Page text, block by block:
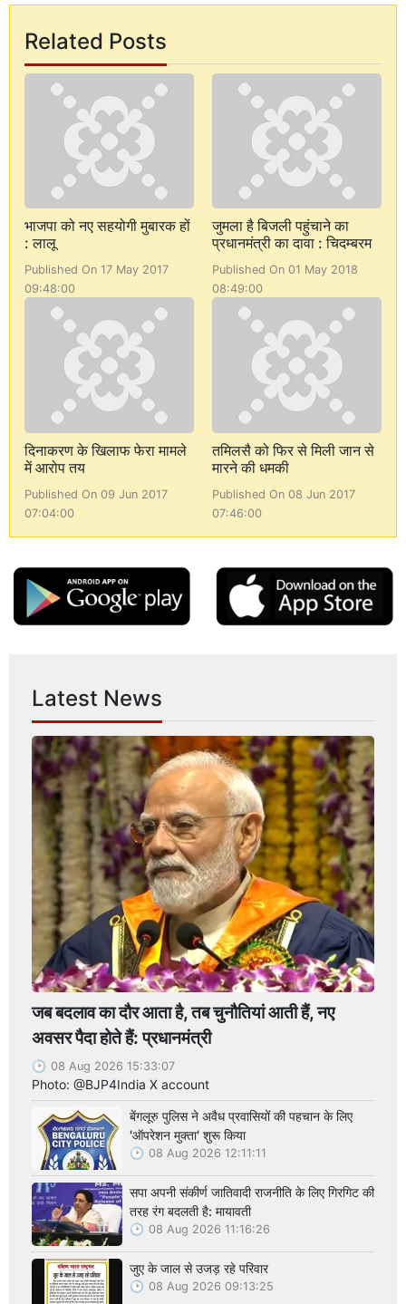
Related Posts
भाजपा को नए सहयोगी मुबारक हों
: लालू
Published On 17 May 2017
09:48:00
जुमला है बिजली पहुंचाने का
प्रधानमंत्री का दावा : चिदम्बरम
Published On 01 May 2018
08:49:00
दिनाकरण के खिलाफ फेरा मामले
में आरोप तय
Published On 09 Jun 2017
07:04:00
तमिलसै को फिर से मिली जान से
मारने की धमकी
Published On 08 Jun 2017
07:46:00
Latest News
जब बदलाव का दौर आता है, तब चुनौतियां आती हैं, नए
अवसर पैदा होते हैं: प्रधानमंत्री
08 Aug 2026 15:33:07
Photo: @BJP4India X account
बेंगलूरु पुलिस ने अवैध प्रवासियों की पहचान के लिए
'ऑपरेशन मुक्ता' शुरू किया
08 Aug 2026 12:11:11
सपा अपनी संकीर्ण जातिवादी राजनीति के लिए गिरगिट की
तरह रंग बदलती है: मायावती
08 Aug 2026 11:16:26
जुए के जाल से उजड़ रहे परिवार
08 Aug 2026 09:13:25